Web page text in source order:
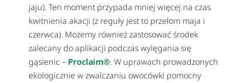
jaju). Ten moment przypada mniej więcej na czas
kwitnienia akacji (z reguły jest to przełom maja i
czerwca). Możemy również zastosować środek
zalecany do aplikacji podczas wylęgania się
gąsienic – Proclaim®. W uprawach prowadzonych
ekologicznie w zwalczaniu owocówki pomocny